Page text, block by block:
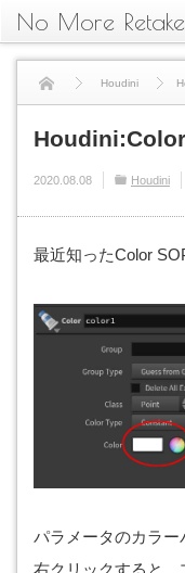
No More Retake
Houdini
2020.08.08 Houdini
最近知ったColor
パラメータのカラ
右クリックすると